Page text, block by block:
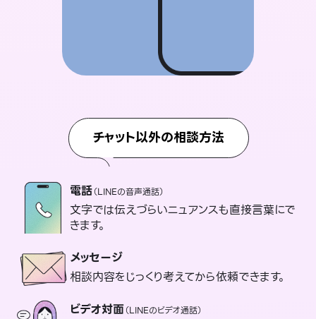
チャット以外の相談方法
電話（LINEの音声通話）
文字では伝えづらいニュアンスも直接言葉にで
きます。
メッセージ
相談内容をじっくり考えてから依頼できます。
ビデオ対面（LINEのビデオ通話）